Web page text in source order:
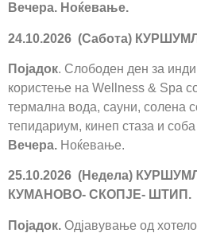
Вечера. Ноќевање.
24.10.2026 (Сабота)
Појадок. Слободен ден за
користење на Wellness & Spa
термална вода, сауни, солена
тепидариум, кинеп стаза и соба
Вечера. Ноќевање.
25.10.2026 (Недела)
КУМАНОВО- СКОПЈЕ- ШТИП .
Појадок. Одјавување од